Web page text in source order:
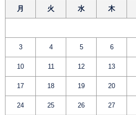
月 火 水 木
3 4 5 6
10 11 12 13
17 18 19 20
24 25 26 27